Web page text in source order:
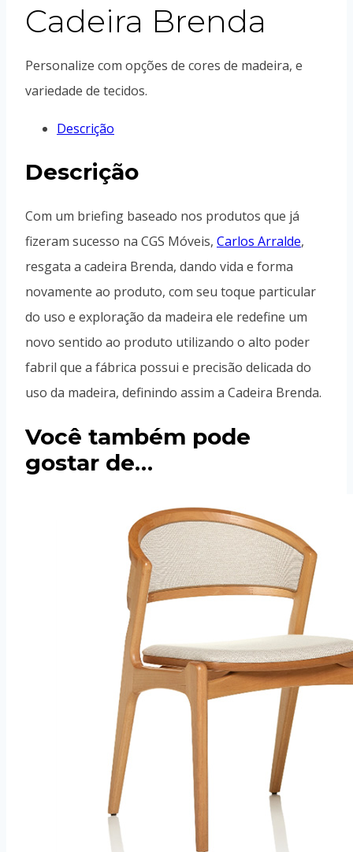
Cadeira Brenda
Personalize com opções de cores de madeira, e
variedade de tecidos.
Descrição
Descrição
Com um briefing baseado nos produtos que já
fizeram sucesso na CGS Móveis, Carlos Arralde,
resgata a cadeira Brenda, dando vida e forma
novamente ao produto, com seu toque particular
do uso e exploração da madeira ele redefine um
novo sentido ao produto utilizando o alto poder
fabril que a fábrica possui e precisão delicada do
uso da madeira, definindo assim a Cadeira Brenda.
Você também pode
gostar de…